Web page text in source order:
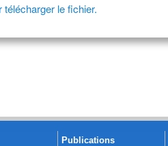
télécharger le fichier.
Publications